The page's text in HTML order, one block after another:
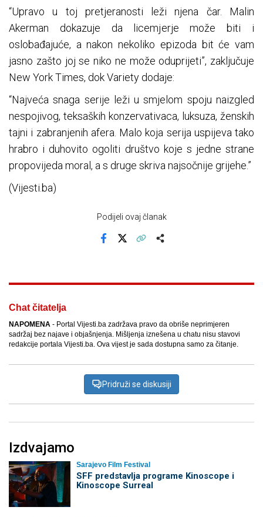
“Upravo u toj pretjeranosti leži njena čar. Malin
Akerman dokazuje da licemjerje može biti i
oslobađajuće, a nakon nekoliko epizoda bit će vam
jasno zašto joj se niko ne može oduprijeti”, zaključuje
New York Times, dok Variety dodaje:
“Najveća snaga serije leži u smjelom spoju naizgled
nespojivog, teksaških konzervativaca, luksuza, ženskih
tajni i zabranjenih afera. Malo koja serija uspijeva tako
hrabro i duhovito ogoliti društvo koje s jedne strane
propovijeda moral, a s druge skriva najsočnije grijehe.”
(Vijesti.ba)
Podijeli ovaj članak
Chat čitatelja
NAPOMENA - Portal Vijesti.ba zadržava pravo da obriše neprimjeren
sadržaj bez najave i objašnjenja. Mišljenja iznešena u chatu nisu stavovi
redakcije portala Vijesti.ba. Ova vijest je sada dostupna samo za čitanje.
Pridruži se diskusiji
Izdvajamo
Sarajevo Film Festival
SFF predstavlja programe Kinoscope i
Kinoscope Surreal